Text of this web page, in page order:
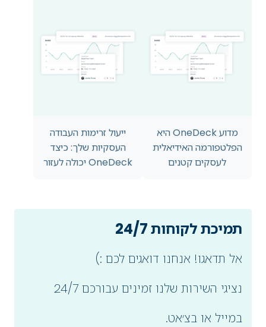
מדוע OneDeck היא
הפלטפורמה האידיאלית
לעסקים קטנים
ייעול זרימות העבודה
העסקיות שלך: כיצד
OneDeck יכולה לעזור
תמיכת לקוחות 24/7
אל תדאגו! אנחנו דואגים לכם :)
נציגי השירות שלנו זמינים עבורכם 24/7
במייל או בצ׳אט.